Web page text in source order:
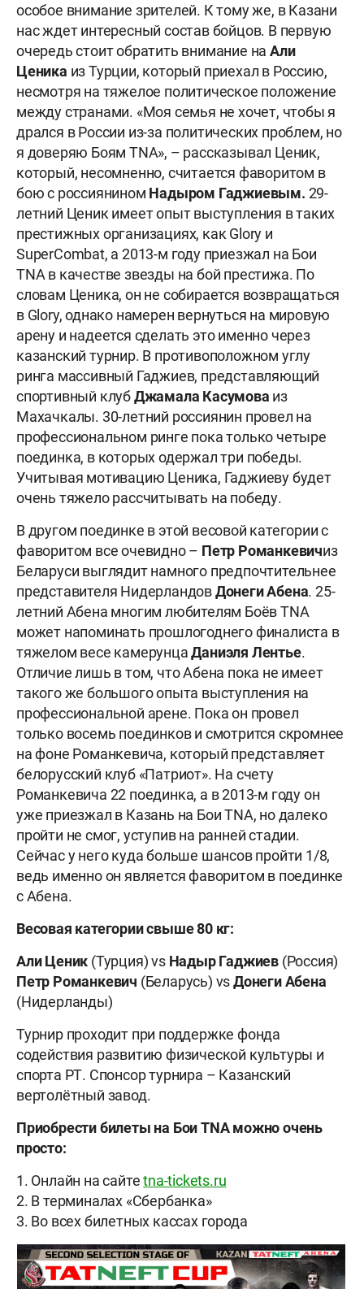
особое внимание зрителей. К тому же, в Казани
нас ждет интересный состав бойцов. В первую
очередь стоит обратить внимание на Али
Ценика из Турции, который приехал в Россию,
несмотря на тяжелое политическое положение
между странами. «Моя семья не хочет, чтобы я
дрался в России из-за политических проблем, но
я доверяю Боям TNA», – рассказывал Ценик,
который, несомненно, считается фаворитом в
бою с россиянином Надыром Гаджиевым. 29-
летний Ценик имеет опыт выступления в таких
престижных организациях, как Glory и
SuperCombat, а 2013-м году приезжал на Бои
TNA в качестве звезды на бой престижа. По
словам Ценика, он не собирается возвращаться
в Glory, однако намерен вернуться на мировую
арену и надеется сделать это именно через
казанский турнир. В противоположном углу
ринга массивный Гаджиев, представляющий
спортивный клубДжамала Касумова из
Махачкалы. 30-летний россиянин провел на
профессиональном ринге пока только четыре
поединка, в которых одержал три победы.
Учитывая мотивацию Ценика, Гаджиеву будет
очень тяжело рассчитывать на победу.
В другом поединке в этой весовой категории с
фаворитом все очевидно – Петр Романкевичиз
Беларуси выглядит намного предпочтительнее
представителя НидерландовДонеги Абена. 25-
летний Абена многим любителям Боёв TNA
может напоминать прошлогоднего финалиста в
тяжелом весе камерунцаДаниэля Лентье.
Отличие лишь в том, что Абена пока не имеет
такого же большого опыта выступления на
профессиональной арене. Пока он провел
только восемь поединков и смотрится скромнее
на фоне Романкевича, который представляет
белорусский клуб «Патриот». На счету
Романкевича 22 поединка, а в 2013-м году он
уже приезжал в Казань на БоиTNA, но далеко
пройти не смог, уступив на ранней стадии.
Сейчас у него куда больше шансов пройти 1/8,
ведь именно он является фаворитом в поединке
с Абена.
Весовая категории свыше 80 кг:
Али Ценик (Турция) vs Надыр Гаджиев (Россия)
Петр Романкевич (Беларусь) vsДонеги Абена
(Нидерланды)
Турнир проходит при поддержке фонда
содействия развитию физической культуры и
спорта РТ. Спонсор турнира – Казанский
вертолётный завод.
Приобрести билеты на Бои TNA можно очень
просто:
1. Онлайн на сайтеtna-tickets.ru
2. В терминалах «Сбербанка»
3. Во всех билетных кассах города